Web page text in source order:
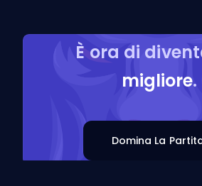
È ora di
migliore.
Domina La